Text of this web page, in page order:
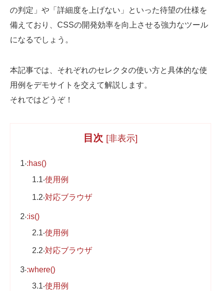
よくあるご質問 プライバシーポリシー
の判定」や「詳細度を上げない」といった待望の仕様を
備えており、CSSの開発効率を向上させる強力なツール
になるでしょう。
本記事では、それぞれのセレクタの使い方と具体的な使
用例をデモサイトを交えて解説します。
それではどうぞ！
目次 [非表示]
1:has()
1.1使用例
1.2対応ブラウザ
2:is()
2.1使用例
2.2対応ブラウザ
3:where()
3.1使用例